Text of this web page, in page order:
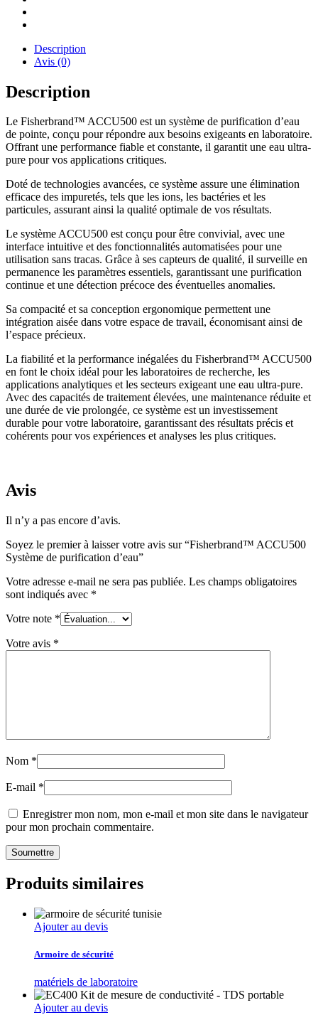
Description
Avis (0)
Description
Le Fisherbrand™ ACCU500 est un système de purification d’eau
de pointe, conçu pour répondre aux besoins exigeants en laboratoire.
Offrant une performance fiable et constante, il garantit une eau ultra-
pure pour vos applications critiques.
Doté de technologies avancées, ce système assure une élimination
efficace des impuretés, tels que les ions, les bactéries et les
particules, assurant ainsi la qualité optimale de vos résultats.
Le système ACCU500 est conçu pour être convivial, avec une
interface intuitive et des fonctionnalités automatisées pour une
utilisation sans tracas. Grâce à ses capteurs de qualité, il surveille en
permanence les paramètres essentiels, garantissant une purification
continue et une détection précoce des éventuelles anomalies.
Sa compacité et sa conception ergonomique permettent une
intégration aisée dans votre espace de travail, économisant ainsi de
l’espace précieux.
La fiabilité et la performance inégalées du Fisherbrand™ ACCU500
en font le choix idéal pour les laboratoires de recherche, les
applications analytiques et les secteurs exigeant une eau ultra-pure.
Avec des capacités de traitement élevées, une maintenance réduite et
une durée de vie prolongée, ce système est un investissement
durable pour votre laboratoire, garantissant des résultats précis et
cohérents pour vos expériences et analyses les plus critiques.
Avis
Il n’y a pas encore d’avis.
Soyez le premier à laisser votre avis sur “Fisherbrand™ ACCU500
Système de purification d’eau”
Votre adresse e-mail ne sera pas publiée. Les champs obligatoires
sont indiqués avec *
Votre note *
Votre avis *
Nom *
E-mail *
Enregistrer mon nom, mon e-mail et mon site dans le navigateur
pour mon prochain commentaire.
Produits similaires
Ajouter au devis
Armoire de sécurité
matériels de laboratoire
Ajouter au devis